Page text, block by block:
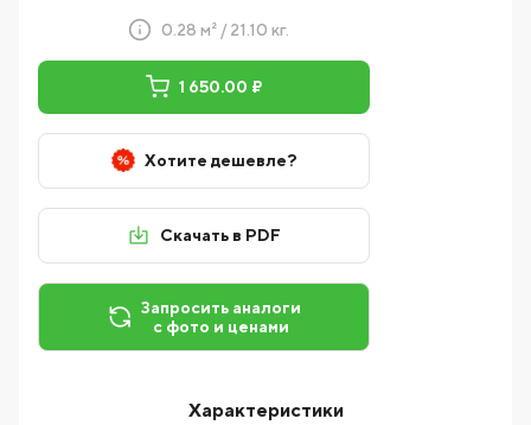
0.28 м² / 21.10 кг.
1 650.00 ₽
Хотите дешевле?
Скачать в PDF
Запросить аналоги
с фото и ценами
Характеристики